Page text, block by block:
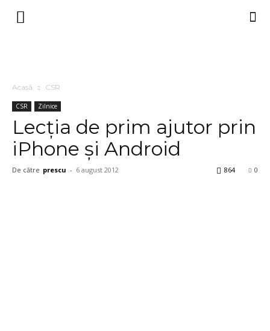
Acasă CSR
CSR Zilnice
Lecţia de prim ajutor prin
iPhone şi Android
De către prescu - 6 august 2012 0
864